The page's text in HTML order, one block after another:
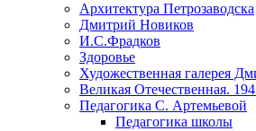
Архитектура Петрозаводска
Дмитрий Новиков
И.С.Фрадков
Здоровье
Художественная галерея
Великая Отечественная.
Педагогика С. Артемьевой
Педагогика школы